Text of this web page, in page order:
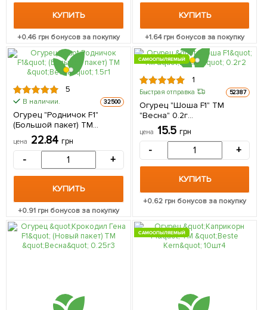
КУПИТЬ
+0.46 грн бонусов за покупку
КУПИТЬ
+1.64грн бонусов за покупку
5
В наличии. 32500
Огурец "Родничок F1"
(Большой пакет) ТМ
"Весна" 1.5г
цена 22.84 грн
- +
КУПИТЬ
+0.91 грн бонусов за покупку
САМООПЫЛЯЕМЫЙ
1
Быстрая отправка 52387
Огурец "Шоша F1" ТМ
"Весна" 0.2г
(самоопыляемый)
цена 15.5 грн
- +
КУПИТЬ
+0.62 грн бонусов за покупку
САМООПЫЛЯЕМЫЙ